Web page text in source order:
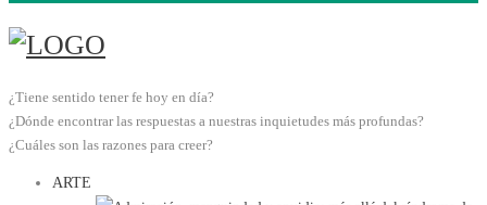
¿Tiene sentido tener fe hoy en día?
¿Dónde encontrar las respuestas a nuestras inquietudes más profundas?
¿Cuáles son las razones para creer?
ARTE